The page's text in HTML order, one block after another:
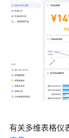
有关多维表格仪